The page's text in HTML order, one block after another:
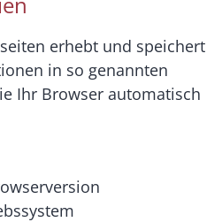
erhebt und speichert
in so genannten
Ihr Browser automatisch